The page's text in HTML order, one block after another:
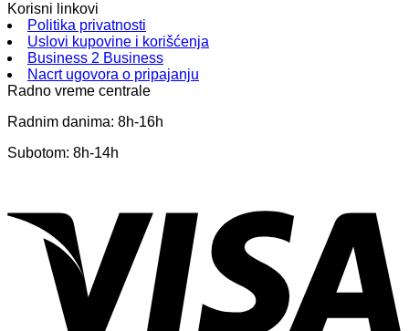
Korisni linkovi
Politika privatnosti
Uslovi kupovine i korišćenja
Business 2 Business
Nacrt ugovora o pripajanju
Radno vreme centrale
Radnim danima: 8h-16h
Subotom: 8h-14h